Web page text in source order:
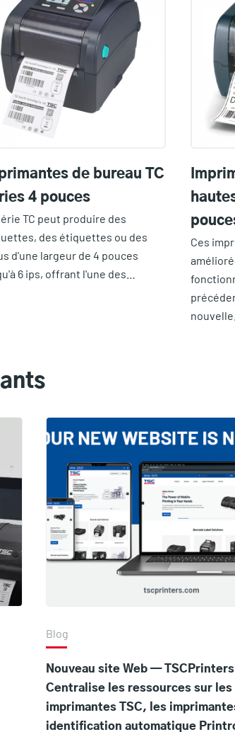
de bureau TC
4 pouces
TC peut produire des
des étiquettes ou des
d'une largeur de 4 pouces
6 ips, offrant l'une des…
Ces
Blog
Nouveau site Web —
Centralise les ressources sur les
imprimantes TSC, les
identification automatique